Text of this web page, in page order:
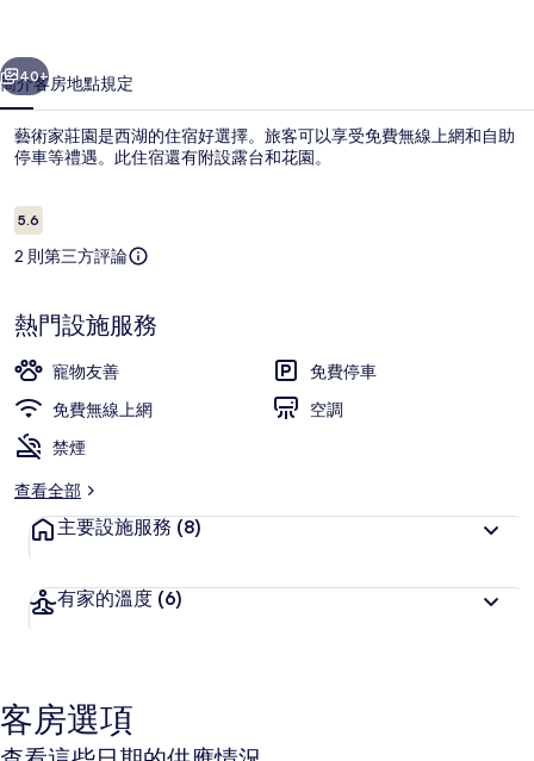
片
集
個 下一個
40+
簡介客房地點規定
藝術家莊園是西湖的住宿好選擇。旅客可以享受免費無線上網和自助
停車等禮遇。此住宿還有附設露台和花園。
評
論
5.65.6 分，滿分 10 分，
2 則第三方評論
熱門設施服務
寵物友善
免費停車
免費無線上網
空調
禁煙
查看全部
主要設施服務 (8)
有家的溫度 (6)
客房選項